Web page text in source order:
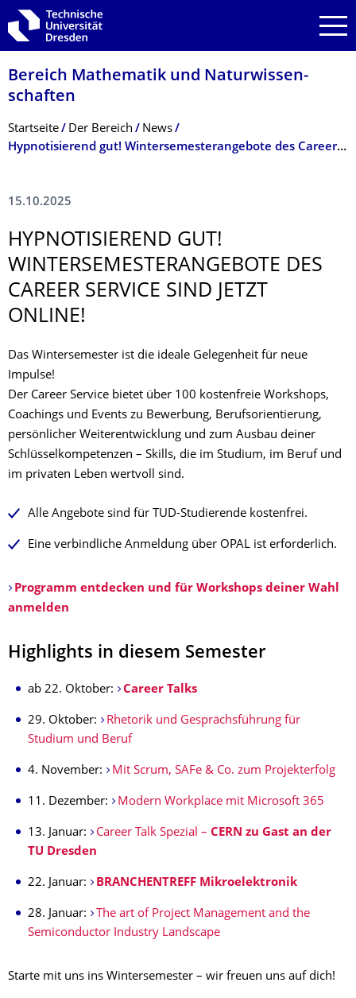
Zur Hauptnavigation springen
Zur Suche springen
Zum Inhalt springen
Bereich Mathematik und Natur­wissen­
schaften
Breadcrumb-Menü
Startseite Der­ ­­­Bereich
News
Hypnotisierend gut! Wintersemesterangebote des Career Service
15.10.2025
HYPNOTISIEREND GUT!
WINTERSEMESTER­ANGEBOTE DES
CAREER SERVICE SIND JETZT
ONLINE!
Das Wintersemester ist die ideale Gelegenheit für neue
Impulse!
Der Career Service bietet über 100 kostenfreie Workshops,
Coachings und Events zu Bewerbung, Berufsorientierung,
persönlicher Weiterentwicklung und zum Ausbau deiner
Schlüsselkompetenzen – Skills, die im Studium, im Beruf und
im privaten Leben wertvoll sind.
Alle Angebote sind für TUD-Studierende kostenfrei.
Eine verbindliche Anmeldung über OPAL ist erforderlich.
Programm entdecken und für Workshops deiner Wahl
anmelden
Highlights in diesem Semester
ab 22. Oktober: Career Talks
29. Oktober:
Rhetorik und Gesprächsführung für
Studium und Beruf
4. November: Mit Scrum, SAFe & Co. zum Projekterfolg
11. Dezember: Modern Workplace mit Microsoft 365
13. Januar: Career Talk Spezial – CERN zu Gast an der
TU Dresden
22. Januar: BRANCHENTREFF Mikroelektronik
28. Januar:
The art of Project Management and the
Semiconductor Industry Landscape
Starte mit uns ins Wintersemester – wir freuen uns auf dich!